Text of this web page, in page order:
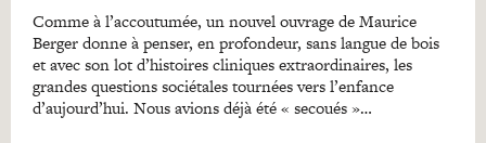
Comme à l’accoutumée, un nouvel ouvrage de Maurice
Berger donne à penser, en profondeur, sans langue de bois
et avec son lot d’histoires cliniques extraordinaires, les
grandes questions sociétales tournées vers l’enfance
d’aujourd’hui. Nous avions déjà été « secoués »…